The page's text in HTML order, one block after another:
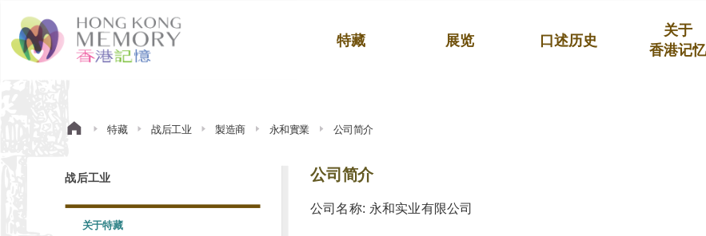
特藏 展览 口述历史
关于
香港记忆
特藏 战后工业 製造商 永和實業 公司简介
战后工业
关于特藏
公司简介
公司名称: 永和实业有限公司